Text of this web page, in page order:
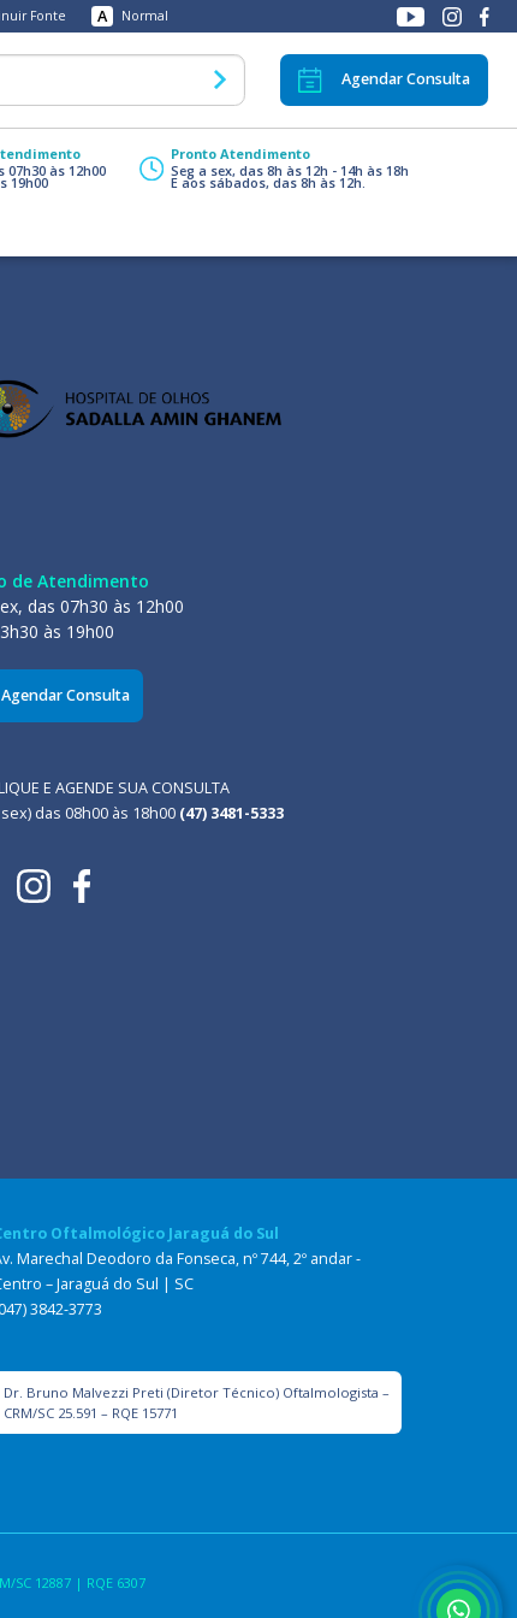
Fonte A Normal
Agendar Consulta
07h30 às 12h00
19h00
Pronto Atendimento
Seg a sex, das 8h às 12h - 14h às 18h
E aos sábados, das 8h às 12h.
de Atendimento
das 07h30 às 12h00
às 19h00
Agendar Consulta
E AGENDE SUA CONSULTA
das 08h00 às 18h00 (47) 3481-5333
Oftalmológico Jaraguá do Sul
Marechal Deodoro da Fonseca, nº 744, 2º andar -
– Jaraguá do Sul | SC
3842-3773
Dr. Bruno Malvezzi Preti (Diretor Técnico) Oftalmologista –
CRM/SC 25.591 – RQE 15771
SC 12887 | RQE 6307